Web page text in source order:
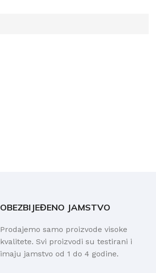
OBEZBIJEĐENO JAMSTVO
Prodajemo samo proizvode visoke
kvalitete. Svi proizvodi su testirani i
imaju jamstvo od 1 do 4 godine.